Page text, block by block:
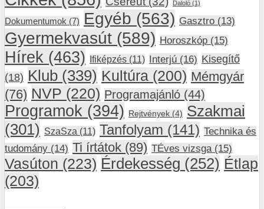
Daloló (1)
Dokumentumok (7) Egyéb (563) Gasztro (13)
Gyermekvasút (589) Horoszkóp (15)
Hírek (463) Ifiképzés (11) Interjú (16) Kisegítő
(18) Klub (339) Kultúra (200) Mémgyár
(76) NVP (220) Programajánló (44)
Programok (394) Rejtvények (4) Szakmai
(301) SzaSza (11) Tanfolyam (141) Technika és
tudomány (14) Ti írtátok (89) TÉves vizsga(15)
Vasúton (223) Érdekesség (252) Étlap
(203)